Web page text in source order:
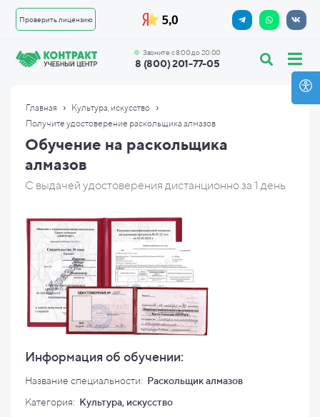
Проверить лицензию
8 (800) 201-77-05
Звоните с 8:00 до 20:00
Главная › Культура, искусство ›
Получите удостоверение раскольщика алмазов
Обучение на раскольщика
алмазов
С выдачей удостоверения дистанционно за 1 день
Информация об обучении:
Название специальности: Раскольщик алмазов
Категория: Культура, искусство